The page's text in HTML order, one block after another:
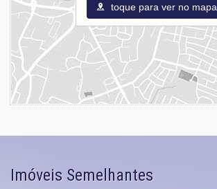
toque para ver no mapa
Imóveis Semelhantes